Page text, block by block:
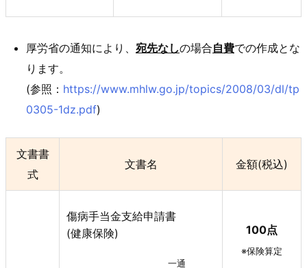
厚労省の通知により、 宛先なしの場合自費での作成とな
ります。
(参照： https://www.mhlw.go.jp/topics/2008/03/dl/tp
0305-1dz.pdf)
文書書
式
文書名 金額(税込)
傷病手当金支給申請書
(健康保険)
一通
100点
※保険算定